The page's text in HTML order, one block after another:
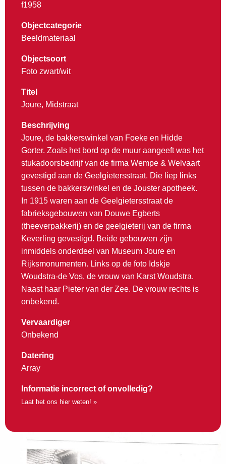
f1958
Objectcategorie
Beeldmateriaal
Objectsoort
Foto zwart/wit
Titel
Joure, Midstraat
Beschrijving
Joure, de bakkerswinkel van Foeke en Hidde
Gorter. Zoals het bord op de muur aangeeft was het
stukadoorsbedrijf van de firma Wempe & Welvaart
gevestigd aan de Geelgietersstraat. Die liep links
tussen de bakkerswinkel en de Jouster apotheek.
In 1915 waren aan de Geelgietersstraat de
fabrieksgebouwen van Douwe Egberts
(theeverpakkerij) en de geelgieterij van de firma
Keverling gevestigd. Beide gebouwen zijn
inmiddels onderdeel van Museum Joure en
Rijksmonumenten. Links op de foto Idskje
Woudstra-de Vos, de vrouw van Karst Woudstra.
Naast haar Pieter van der Zee. De vrouw rechts is
onbekend.
Vervaardiger
Onbekend
Datering
Array
Informatie incorrect of onvolledig?
Laat het ons hier weten! »